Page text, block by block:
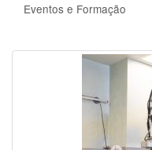
Eventos e Formação